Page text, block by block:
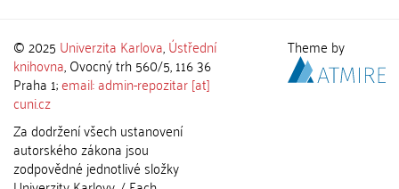
© 2025 Univerzita Karlova,Ústřední
knihovna, Ovocný trh 560/5, 116 36
Praha 1;email: admin-repozitar [at]
cuni.cz
Za dodržení všech ustanovení
autorského zákona jsou
zodpovědné jednotlivé složky
Theme by